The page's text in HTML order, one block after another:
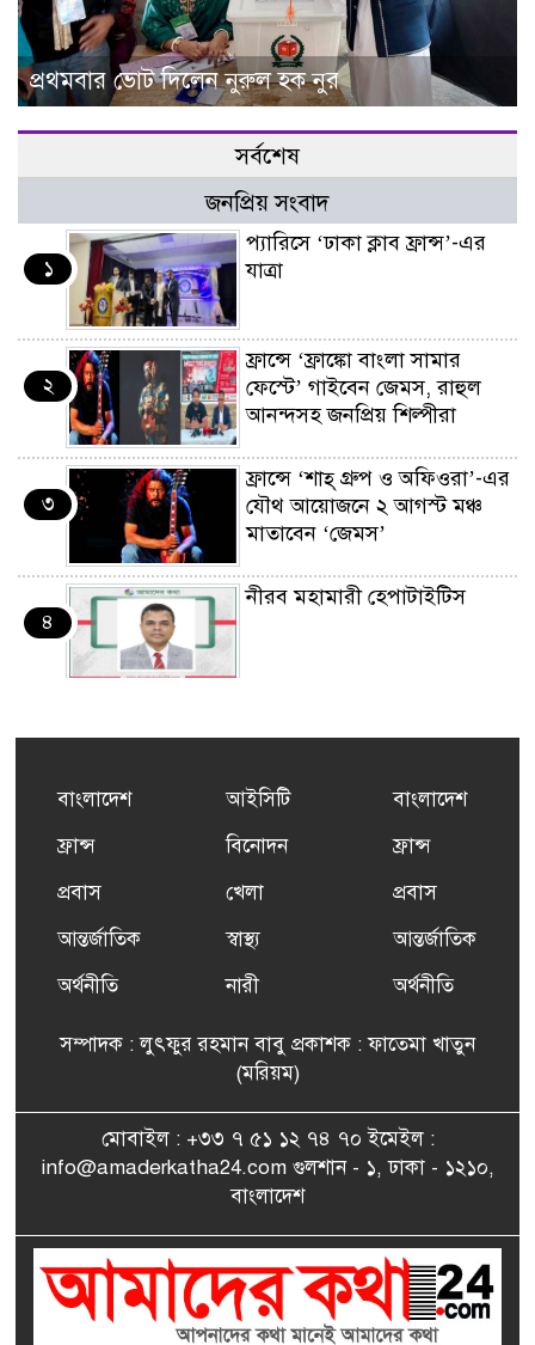
প্রথমবার ভোট দিলেন নুরুল হক নুর
সর্বশেষ
জনপ্রিয় সংবাদ
১
প্যারিসে ‘ঢাকা ক্লাব ফ্রান্স’-এর
যাত্রা
২
ফ্রান্সে ‘ফ্রাঙ্কো বাংলা সামার
ফেস্টে’ গাইবেন জেমস, রাহুল
আনন্দসহ জনপ্রিয় শিল্পীরা
৩
ফ্রান্সে ‘শাহ্ গ্রুপ ও অফিওরা’-এর
যৌথ আয়োজনে ২ আগস্ট মঞ্চ
মাতাবেন ‘জেমস’
৪
নীরব মহামারী হেপাটাইটিস
৫
এর সম্পূর্ণ বিনামূল্যের সুশি
ফ্রান্সসহ ইউরোপীয় দেশসমূহে
দাবদাহ: কারণ, প্রভাব ও করণীয়
ফ্রান্সে সংবর্ধিত হলেন যুক্তরাজ্য
বিএনপি’র আহ্বায়ক কমিটির
সাংবাদিকতায় কৃতিত্বের পুরস্কার
এমপি মমতাজ আলোকে
জেলা প্রবাসী এসোসিয়েশন’
বেদে সম্প্রদায় নিয়ে প্যারিসে
তথ্য-চলচ্চিত্র “ভাসমান জীবন”
বাংলাদেশ
ফ্রান্স
প্রবাস
আন্তর্জাতিক
অর্থনীতি
আইসিটি
বিনোদন
খেলা
স্বাস্থ্য
নারী
বাংলাদেশ
ফ্রান্স
প্রবাস
আন্তর্জাতিক
অর্থনীতি
সম্পাদক : লুৎফুর রহমান বাবু প্রকাশক : ফাতেমা খাতুন
(মরিয়ম)
মোবাইল : +৩৩ ৭ ৫১ ১২ ৭৪ ৭০ ইমেইল :
info@amaderkatha24.com গুলশান - ১, ঢাকা - ১২১০,
বাংলাদেশ